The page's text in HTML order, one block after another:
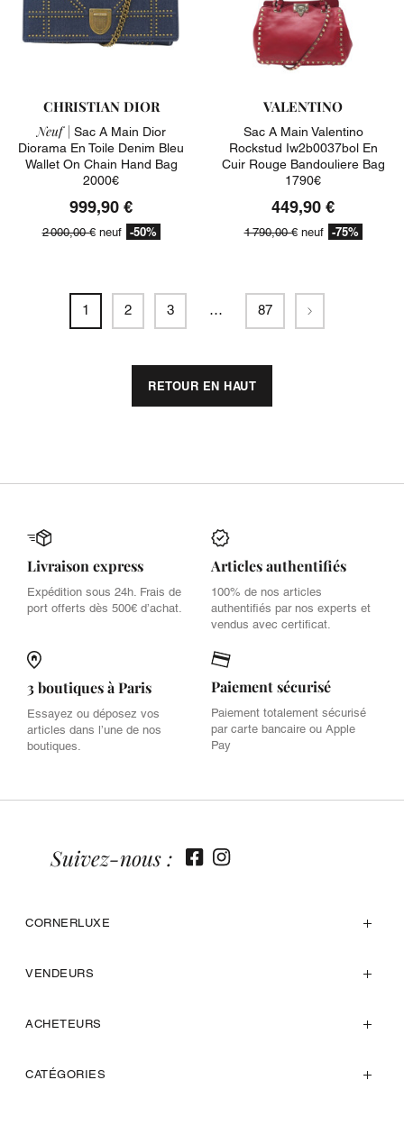
CHRISTIAN DIOR
Neuf | Sac A Main Dior
Diorama En Toile Denim Bleu
Wallet On Chain Hand Bag
2000€
999,90 €
2 000,00 €neuf -50%
VALENTINO
Sac A Main Valentino
Rockstud Iw2b0037bol En
Cuir Rouge Bandouliere Bag
1790€
449,90 €
1 790,00 €neuf -75%
1 2 3 … 87 Suivant
RETOUR EN HAUT
Livraison express
Expédition sous 24h. Frais de
port offerts dès 500€ d’achat.
Articles authentifiés
100% de nos articles
authentifiés par nos experts et
vendus avec certificat.
3 boutiques à Paris
Essayez ou déposez vos
articles dans l’une de nos
boutiques.
Paiement sécurisé
Paiement totalement sécurisé
par carte bancaire ou Apple
Pay
CORNERLUXE
VENDEURS
ACHETEURS
CATÉGORIES
Suivez-nous :